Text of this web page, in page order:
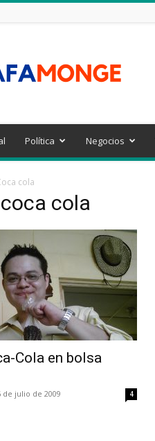
Política Negocios
cola
cola
Cola en bolsa
de julio de 2009 4